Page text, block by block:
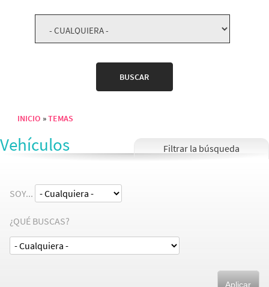
Sobrescribir enlaces de ayuda a la navegación
INICIO TEMAS
Vehículos
SOY...
¿QUÉ BUSCAS?